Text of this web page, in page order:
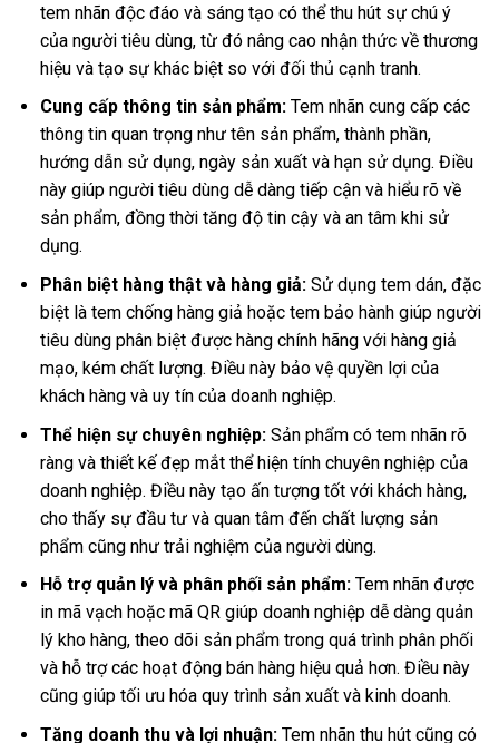
tem nhãn độc đáo và sáng tạo có thể thu hút sự chú ý
của người tiêu dùng, từ đó nâng cao nhận thức về thương
hiệu và tạo sự khác biệt so với đối thủ cạnh tranh.
Cung cấp thông tin sản phẩm:Tem nhãn cung cấp các
thông tin quan trọng như tên sản phẩm, thành phần,
hướng dẫn sử dụng, ngày sản xuất và hạn sử dụng. Điều
này giúp người tiêu dùng dễ dàng tiếp cận và hiểu rõ về
sản phẩm, đồng thời tăng độ tin cậy và an tâm khi sử
dụng.
Phân biệt hàng thật và hàng giả: Sử dụng tem dán, đặc
biệt là tem chống hàng giả hoặc tem bảo hành giúp người
tiêu dùng phân biệt được hàng chính hãng với hàng giả
mạo, kém chất lượng. Điều này bảo vệ quyền lợi của
khách hàng và uy tín của doanh nghiệp.
Thể hiện sự chuyên nghiệp:Sản phẩm có tem nhãn rõ
ràng và thiết kế đẹp mắt thể hiện tính chuyên nghiệp của
doanh nghiệp. Điều này tạo ấn tượng tốt với khách hàng,
cho thấy sự đầu tư và quan tâm đến chất lượng sản
phẩm cũng như trải nghiệm của người dùng.
Hỗ trợ quản lý và phân phối sản phẩm: Tem nhãn được
in mã vạch hoặc mã QR giúp doanh nghiệp dễ dàng quản
lý kho hàng, theo dõi sản phẩm trong quá trình phân phối
và hỗ trợ các hoạt động bán hàng hiệu quả hơn. Điều này
cũng giúp tối ưu hóa quy trình sản xuất và kinh doanh.
Tăng doanh thu và lợi nhuận:Tem nhãn thu hút cũng có